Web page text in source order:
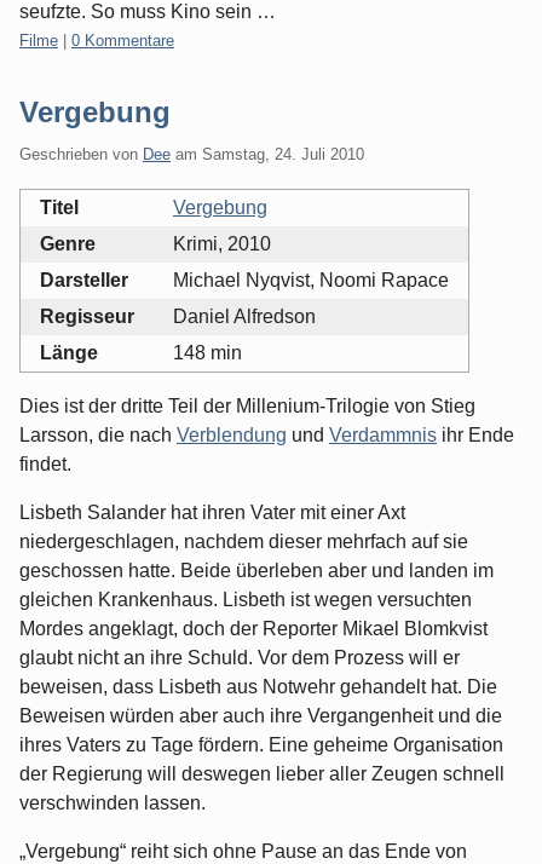
seufzte. So muss Kino sein …
Kategorien:
Filme 0 Kommentare
Vergebung
Geschrieben von Dee am Samstag, 24. Juli 2010
Titel
Vergebung
Genre
Krimi, 2010
Darsteller
Michael Nyqvist, Noomi Rapace
Regisseur
Daniel Alfredson
Länge
148 min
Dies ist der dritte Teil der Millenium-Trilogie von Stieg
Larsson, die nach Verblendung und Verdammnis ihr Ende
findet.
Lisbeth Salander hat ihren Vater mit einer Axt
niedergeschlagen, nachdem dieser mehrfach auf sie
geschossen hatte. Beide überleben aber und landen im
gleichen Krankenhaus. Lisbeth ist wegen versuchten
Mordes angeklagt, doch der Reporter Mikael Blomkvist
glaubt nicht an ihre Schuld. Vor dem Prozess will er
beweisen, dass Lisbeth aus Notwehr gehandelt hat. Die
Beweisen würden aber auch ihre Vergangenheit und die
ihres Vaters zu Tage fördern. Eine geheime Organisation
der Regierung will deswegen lieber aller Zeugen schnell
verschwinden lassen.
„Vergebung“ reiht sich ohne Pause an das Ende von